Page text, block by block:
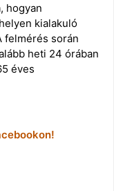
hogyan
kialakuló
felmérés során
heti 24 órában
éves